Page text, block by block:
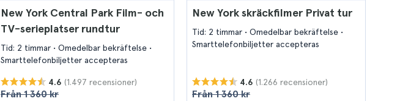
New York Central Park Film- och
TV-serieplatser rundtur
Tid: 2 timmar
Omedelbar bekräftelse
Smarttelefonbiljetter accepteras
4.6 (1.497 recensioner)
Från 1 360 kr
New York skräckfilmer Privat tur
Tid: 2 timmar
Omedelbar bekräftelse
Smarttelefonbiljetter accepteras
4.6 (1.266 recensioner)
Från 1 360 kr